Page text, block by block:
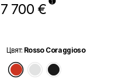
7 700 €
Цвят: Rosso Coraggioso
Rosso Coraggioso
Bianco Innocente
Nero Convinto